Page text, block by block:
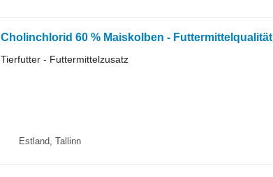
Cholinchlorid 60 % Maiskolben - Futtermittelqualität
Tierfutter - Futtermittelzusatz
Estland, Tallinn